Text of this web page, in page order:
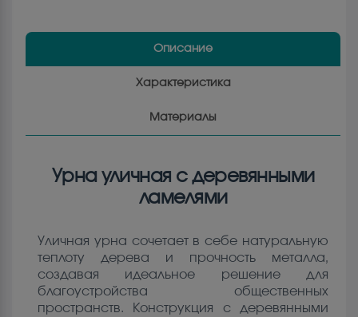
Описание
Характеристика
Материалы
Урна уличная с деревянными
ламелями
Уличная урна сочетает в себе натуральную
теплоту дерева и прочность металла,
создавая идеальное решение для
благоустройства общественных
пространств. Конструкция с деревянными